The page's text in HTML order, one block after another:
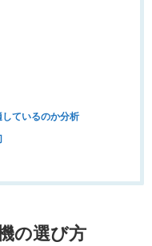
ているのか分析
の選び方